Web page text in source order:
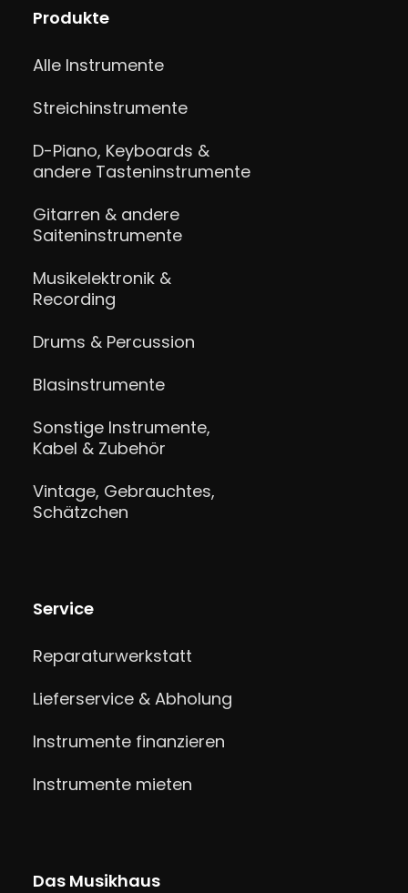
Produkte
Alle Instrumente
Streichinstrumente
D-Piano, Keyboards &
andere Tasteninstrumente
Gitarren & andere
Saiteninstrumente
Musikelektronik &
Recording
Drums & Percussion
Blasinstrumente
Sonstige Instrumente,
Kabel & Zubehör
Vintage, Gebrauchtes,
Schätzchen
Service
Reparaturwerkstatt
Lieferservice & Abholung
Instrumente finanzieren
Instrumente mieten
Das Musikhaus